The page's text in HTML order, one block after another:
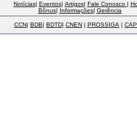
Notícias| Eventos| Artigos| Fale Conosco |
Bônus| Informações| Gerência
CCN| BDB| BDTD| CNEN | PROSSIGA |